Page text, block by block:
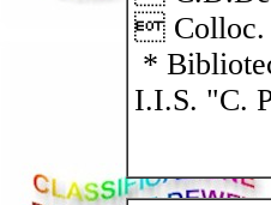
 Colloc.
*
I.I.S. "C.